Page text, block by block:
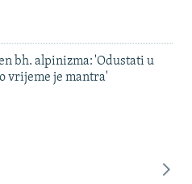
bh. alpinizma: 'Odustati u
vrijeme je mantra'